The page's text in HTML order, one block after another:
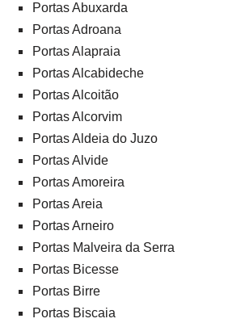
Portas Abuxarda
Portas Adroana
Portas Alapraia
Portas Alcabideche
Portas Alcoitão
Portas Alcorvim
Portas Aldeia do Juzo
Portas Alvide
Portas Amoreira
Portas Areia
Portas Arneiro
Portas Malveira da Serra
Portas Bicesse
Portas Birre
Portas Biscaia